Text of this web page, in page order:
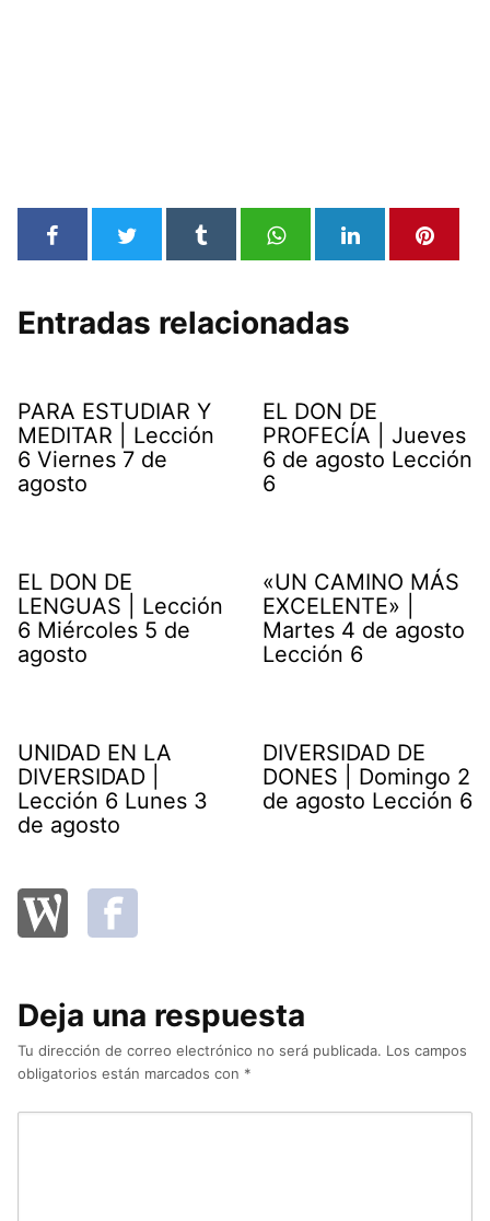
Entradas relacionadas
PARA ESTUDIAR Y
MEDITAR | Lección
6 Viernes 7 de
agosto
EL DON DE
PROFECÍA | Jueves
6 de agosto Lección
6
EL DON DE
LENGUAS | Lección
6 Miércoles 5 de
agosto
«UN CAMINO MÁS
EXCELENTE» |
Martes 4 de agosto
Lección 6
UNIDAD EN LA
DIVERSIDAD |
Lección 6 Lunes 3
de agosto
DIVERSIDAD DE
DONES | Domingo 2
de agosto Lección 6
Deja una respuesta
Tu dirección de correo electrónico no será publicada. Los campos
obligatorios están marcados con *